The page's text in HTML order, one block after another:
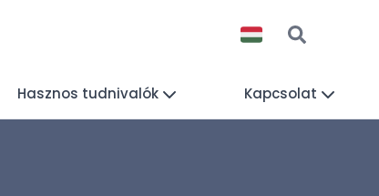
Hasznos tudnivalók Kapcsolat